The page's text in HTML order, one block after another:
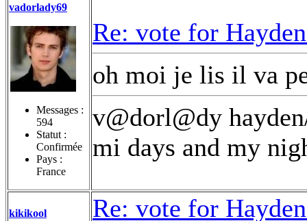
vadorlady69
Messages :
594
Statut :
Confirmée
Pays :
France
Re: vote for
oh moi je lis il va
v@dorl@dy
mi days and my
kikikool
Re: vote for